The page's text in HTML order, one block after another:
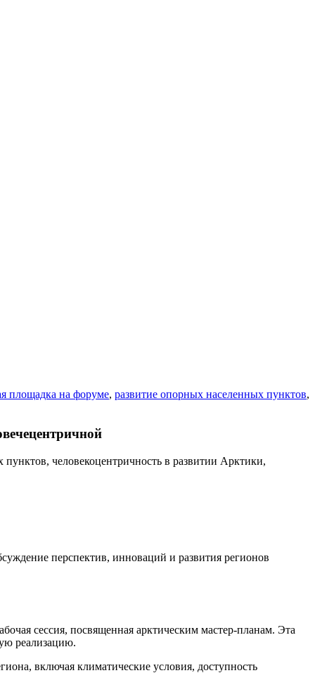
площадка на форуме, развитие опорных населенных пунктов,
перспектив, инноваций и развития регионов
сессия, посвященная арктическим мастер-планам. Эта
реализацию.
включая климатические условия, доступность